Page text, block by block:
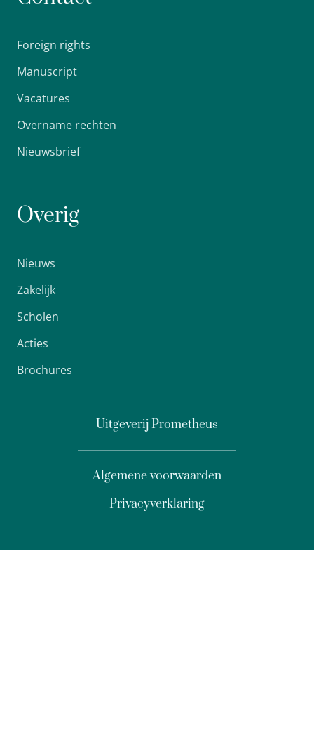
Foreign rights
Manuscript
Vacatures
Overname rechten
Nieuwsbrief
Overig
Nieuws
Zakelijk
Scholen
Acties
Brochures
Uitgeverij Prometheus
Privacyverklaring
Algemene voorwaarden